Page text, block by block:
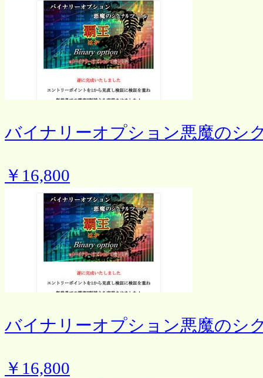
バイナリーオプション悪魔のシ
￥16,800
バイナリーオプション悪魔のシ
￥16,800